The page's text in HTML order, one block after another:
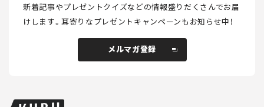
新着記事やプレゼントクイズなどの情報盛りだくさんでお届
けします。耳寄りなプレゼントキャンペーンもお知らせ中！
メルマガ登録